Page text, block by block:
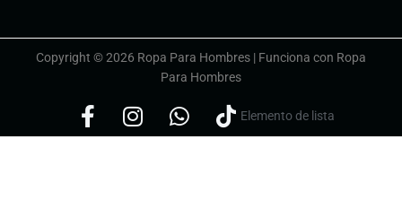
Copyright © 2026 Ropa Para Hombres | Funciona con Ropa
Para Hombres
Elemento de lista